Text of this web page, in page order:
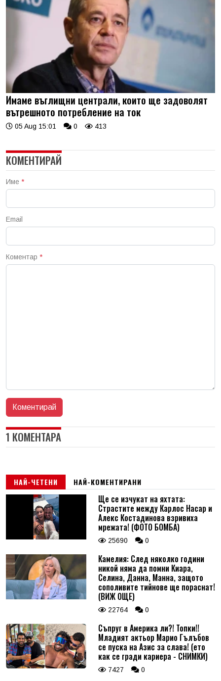
Имаме въглищни централи, които ще задоволят
вътрешното потребление на ток
05 Aug 15:01 0 413
КОМЕНТИРАЙ
Име *
Email
Коментар *
1 КОМЕНТАРА
НАЙ-ЧЕТЕНИ НАЙ-КОМЕНТИРАНИ
Ще се изчукат на яхтата:
Страстите между Карлос Насар и
Алекс Костадинова взривиха
мрежата! (ФОТО БОМБА)
25690 0
Камелия: След няколко години
никой няма да помни Киара,
Селина, Данна, Манна, защото
сополивите тийнове ще пораснат!
(ВИЖ ОЩЕ)
22764 0
Съпруг в Америка ли?! Топки!!
Младият актьор Марио Гълъбов
се пуска на Азис за слава! (ето
как се гради кариера - СНИМКИ)
7427 0